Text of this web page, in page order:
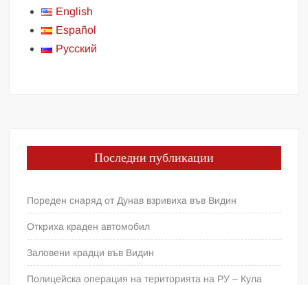
English
Español
Русский
Последни публикации
Пореден снаряд от Дунав взривиха във Видин
Откриха краден автомобил
Заловени крадци във Видин
Полицейска операция на територията на РУ – Кула